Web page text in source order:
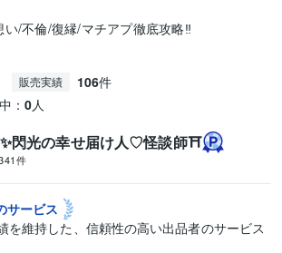
い/不倫/復縁/マチアプ徹底攻略‼️
販売実績 106件
： 0人
閃光の幸せ届け人♡怪談師⛩️
件
サービス
を維持した、信頼性の高い出品者のサービス